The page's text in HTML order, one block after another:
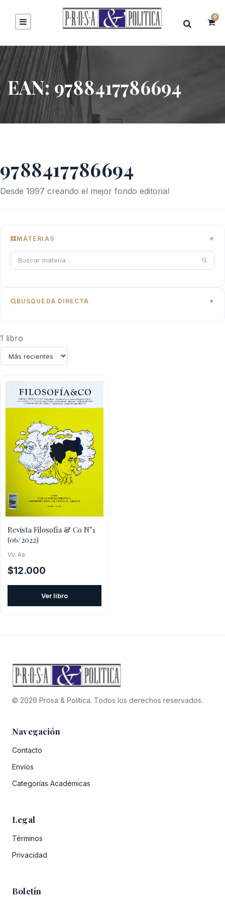
0
EAN:9788417786694
9788417786694
Desde 1997 creando el mejor fondo editorial
MATERIAS
BÚSQUEDA DIRECTA
1 libro
Revista Filosofía & Co N°1
(06/2022)
Vv. Aa
$12.000
Ver libro
© 2026 Prosa & Política. Todos los derechos reservados.
Navegación
Contacto
Envíos
Categorías Académicas
Legal
Términos
Privacidad
Boletín